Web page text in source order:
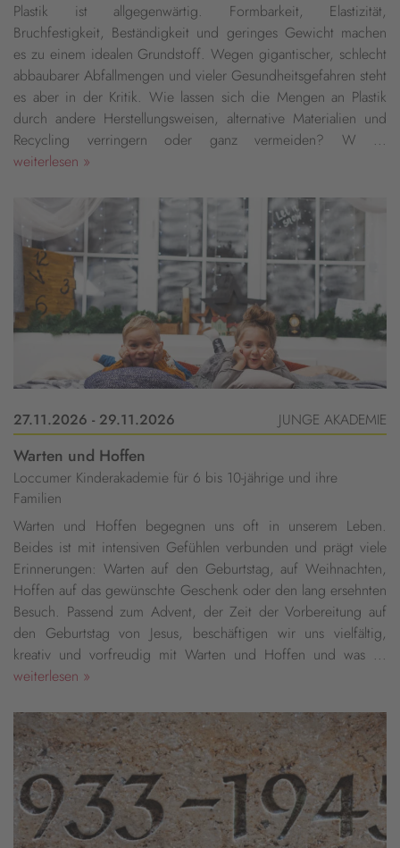
Plastik ist allgegenwärtig. Formbarkeit, Elastizität,
Bruchfestigkeit, Beständigkeit und geringes Gewicht machen
es zu einem idealen Grundstoff. Wegen gigantischer, schlecht
abbaubarer Abfallmengen und vieler Gesundheitsgefahren steht
es aber in der Kritik. Wie lassen sich die Mengen an Plastik
durch andere Herstellungsweisen, alternative Materialien und
Recycling verringern oder ganz vermeiden? W ...
weiterlesen »
27.11.2026 - 29.11.2026 JUNGE AKADEMIE
Warten und Hoffen
Loccumer Kinderakademie für 6 bis 10-jährige und ihre
Familien
Warten und Hoffen begegnen uns oft in unserem Leben.
Beides ist mit intensiven Gefühlen verbunden und prägt viele
Erinnerungen: Warten auf den Geburtstag, auf Weihnachten,
Hoffen auf das gewünschte Geschenk oder den lang ersehnten
Besuch. Passend zum Advent, der Zeit der Vorbereitung auf
den Geburtstag von Jesus, beschäftigen wir uns vielfältig,
kreativ und vorfreudig mit Warten und Hoffen und was ...
weiterlesen »